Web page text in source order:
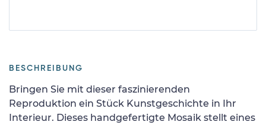
BESCHREIBUNG
Bringen Sie mit dieser faszinierenden
Reproduktion ein Stück Kunstgeschichte in Ihr
Interieur. Dieses handgefertigte Mosaik stellt eines